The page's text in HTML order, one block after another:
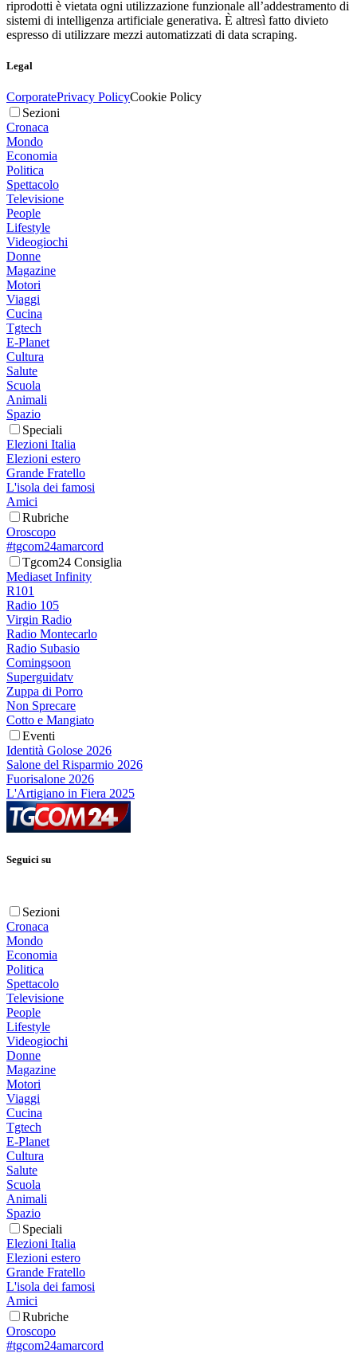
riprodotti è vietata ogni utilizzazione funzionale all’addestramento di
sistemi di intelligenza artificiale generativa. È altresì fatto divieto
espresso di utilizzare mezzi automatizzati di data scraping.
Legal
CorporatePrivacy PolicyCookie Policy
Sezioni
Cronaca
Mondo
Economia
Politica
Spettacolo
Televisione
People
Lifestyle
Videogiochi
Donne
Magazine
Motori
Viaggi
Cucina
Tgtech
E-Planet
Cultura
Salute
Scuola
Animali
Spazio
Speciali
Elezioni Italia
Elezioni estero
Grande Fratello
L'isola dei famosi
Amici
Rubriche
Oroscopo
#tgcom24amarcord
Tgcom24 Consiglia
Mediaset Infinity
R101
Radio 105
Virgin Radio
Radio Montecarlo
Radio Subasio
Comingsoon
Superguidatv
Zuppa di Porro
Non Sprecare
Cotto e Mangiato
Eventi
Identità Golose 2026
Salone del Risparmio 2026
Fuorisalone 2026
L'Artigiano in Fiera 2025
Seguici su
Sezioni
Cronaca
Mondo
Economia
Politica
Spettacolo
Televisione
People
Lifestyle
Videogiochi
Donne
Magazine
Motori
Viaggi
Cucina
Tgtech
E-Planet
Cultura
Salute
Scuola
Animali
Spazio
Speciali
Elezioni Italia
Elezioni estero
Grande Fratello
L'isola dei famosi
Amici
Rubriche
Oroscopo
#tgcom24amarcord